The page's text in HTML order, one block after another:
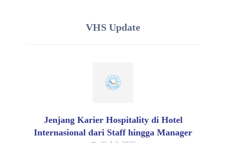
VHS Update
Jenjang Karier Hospitality di Hotel
Internasional dari Staff hingga Manager